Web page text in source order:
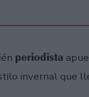
periodista
invernal que